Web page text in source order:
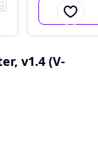
v1.4 (V-